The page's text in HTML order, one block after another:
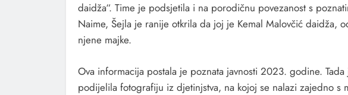
daidža“. Time je podsjetila i na porodičnu povezanost s
Naime, Šejla je ranije otkrila da joj je Kemal Malovčić daidža,
njene majke.
Ova informacija postala je poznata javnosti 2023. godine.
podijelila fotografiju iz djetinjstva, na kojoj se nalazi zajedno s